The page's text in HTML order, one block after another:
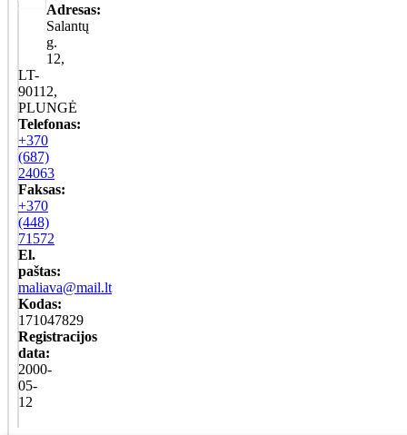
Adresas:
Salantų
g.
12,
LT-
90112,
PLUNGĖ
Telefonas:
+370
(687)
24063
Faksas:
+370
(448)
71572
El.
paštas:
maliava@mail.lt
Kodas:
171047829
Registracijos
data:
2000-
05-
12